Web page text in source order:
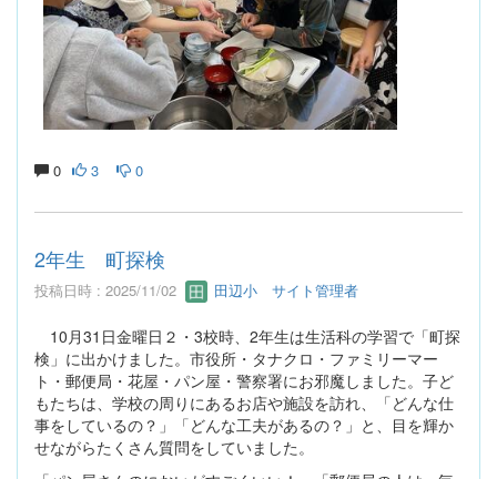
0 3 0
2年生 町探検
投稿日時 : 2025/11/02 田辺小 サイト管理者
10月31日金曜日２・3校時、2年生は生活科の学習で「町探
検」に出かけました。市役所・タナクロ・ファミリーマー
ト・郵便局・花屋・パン屋・警察署にお邪魔しました。子ど
もたちは、学校の周りにあるお店や施設を訪れ、「どんな仕
事をしているの？」「どんな工夫があるの？」と、目を輝か
せながらたくさん質問をしていました。